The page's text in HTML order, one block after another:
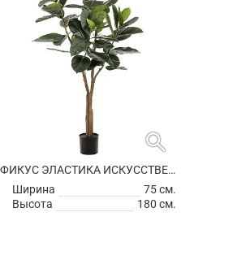
search
ФИКУС ЭЛАСТИКА ИСКУССТВЕННЫЙ
Ширина
75 см.
Высота
180 см.